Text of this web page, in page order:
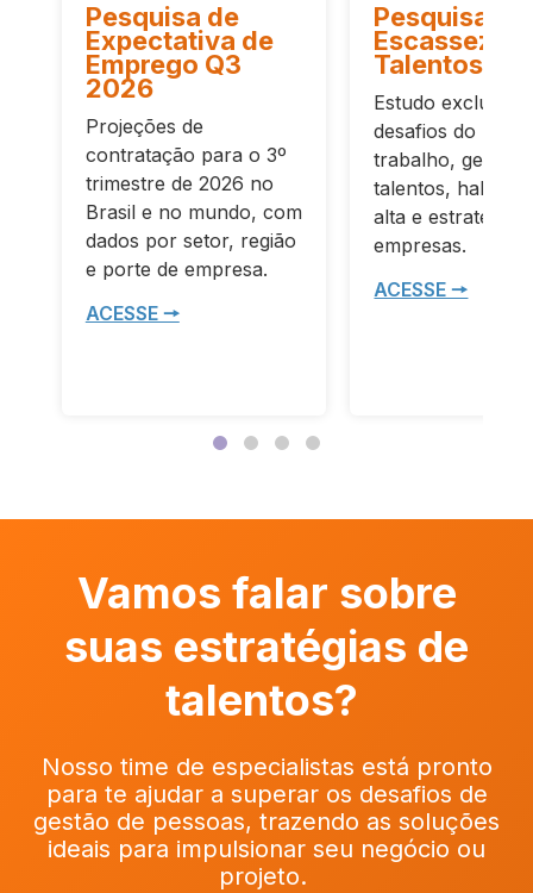
Pesquisa de
Expectativa de
Emprego Q3
2026
Projeções de
contratação para o 3º
trimestre de 2026 no
Brasil e no mundo, com
dados por setor, região
e porte de empresa.
ACESSE 🠖
Pesquisa de
Escassez de
Talentos
Estudo exclusivo
desafios do
trabalho, gestão
talentos,
alta e estratégias
empresas.
ACESSE 🠖
Vamos falar sobre
suas estratégias de
talentos?
Nosso time de especialistas está pronto
para te ajudar a superar os desafios de
gestão de pessoas, trazendo as soluções
ideais para impulsionar seu negócio ou
projeto.